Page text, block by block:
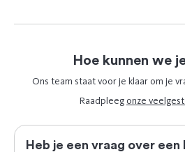
Hoe kunnen we
Ons team staat voor je klaar om je
Raadpleegonze
Heb je een vraag over